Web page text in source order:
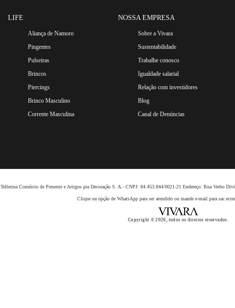
LIFE
Aliança de Namoro
Pingentes
Pulseiras
Brincos
Piercings
Brinco Masculino
Corrente Masculina
NOSSA EMPRESA
Sobre a Vivara
Sustentabilidade
Trabalhe conosco
Igualdade salarial
Relação com investidores
Blog
Canal de Denúncias
Tellerina Comércio de Presente e Artigos pra Decoração S. A.- CNPJ: 84.453.844/0021-21 Endereço: Rua Verbo
Clique na opção de WhatsApp para ser atendido ou mande e-mail para
Copyright © 2026, todos os direitos reservados.